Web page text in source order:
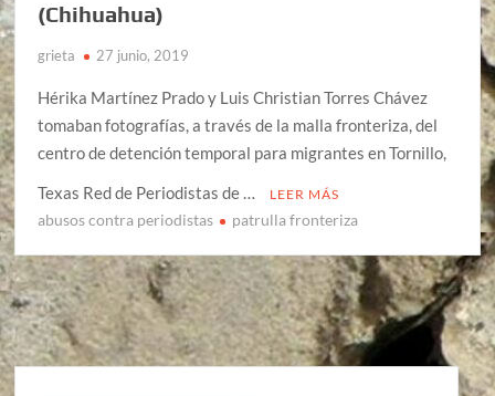
(Chihuahua)
grieta 27 junio, 2019
Hérika Martínez Prado y Luis Christian Torres Chávez
tomaban fotografías, a través de la malla fronteriza, del
centro de detención temporal para migrantes en Tornillo,
Texas Red de Periodistas de …
LEER MÁS
abusos contra periodistas patrulla fronteriza